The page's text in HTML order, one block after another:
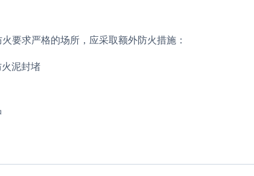
要求严格的场所，应采取额外防火措施：
泥封堵